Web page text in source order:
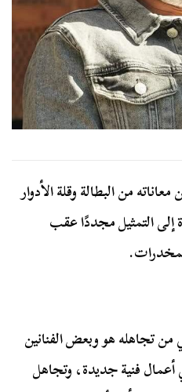
من البطالة وقلة الأدوار
إلى التمثيل مجددًا عقب
تجاهله هو وبعض الفنانين
فنية جديدة، وتجاهل